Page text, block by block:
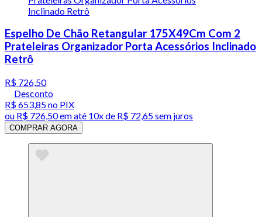
Espelho De Chão Retangular 175X49Cm Com 2
Prateleiras Organizador Porta Acessórios Inclinado
Retrô
R$ 726,50
Desconto
R$ 653,85no PIX
ou R$ 726,50em até 10x de R$ 72,65 sem juros
COMPRAR AGORA